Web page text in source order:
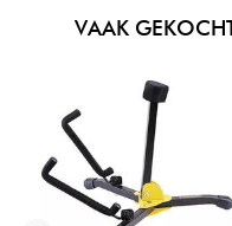
VAAK